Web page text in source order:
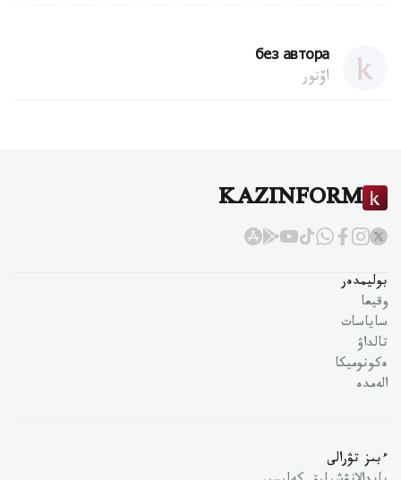
без автора
اۆتور
KAZINFORM
بوليمدەر
وقيعا
ساياسات
تالداۋ
ەكونوميكا
الەمدە
ءبىز تۋرالى